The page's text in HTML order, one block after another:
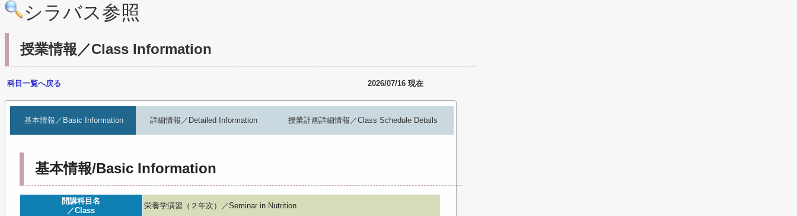
シラバス参照
授業情報／Class Information
科目一覧へ戻る 2026/07/16 現在
基本情報／Basic Information 詳細情報／Detailed Information 授業計画詳細情報／Class Schedule Details
基本情報/Basic Information
開講科目名
／Class
栄養学演習（２年次）／Seminar in Nutrition